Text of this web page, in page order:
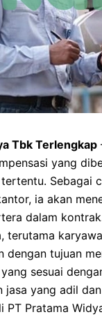
Tbk Terlengkap
yang
Sebagai
ia akan
dalam
terutama
dengan tujuan
sesuai
jasa yang adil
PT Pratama